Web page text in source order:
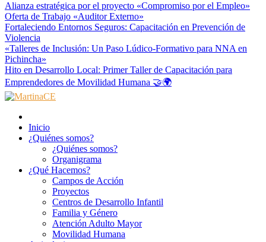
Alianza estratégica por el proyecto «Compromiso por el Empleo»
Oferta de Trabajo «Auditor Externo»
Fortaleciendo Entornos Seguros: Capacitación en Prevención de
Violencia
«Talleres de Inclusión: Un Paso Lúdico-Formativo para NNA en
Pichincha»
Hito en Desarrollo Local: Primer Taller de Capacitación para
Emprendedores de Movilidad Humana 🤝🌍
MartinaCE
Martina Construyendo Esperanza
Inicio
¿Quiénes somos?
¿Quiénes somos?
Organigrama
¿Qué Hacemos?
Campos de Acción
Proyectos
Centros de Desarrollo Infantil
Familia y Género
Atención Adulto Mayor
Movilidad Humana